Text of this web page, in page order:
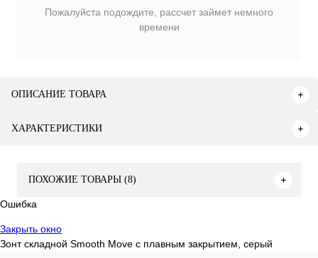
Пожалуйста подождите, рассчет займет немного
времени
ОПИСАНИЕ ТОВАРА
ХАРАКТЕРИСТИКИ
ПОХОЖИЕ ТОВАРЫ (8)
Ошибка
Закрыть окно
Зонт складной Smooth Move с плавным закрытием, серый